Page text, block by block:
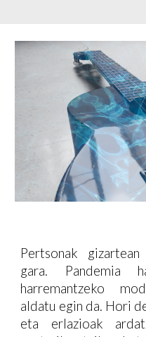
Pertsonak
gara. Pandemia
harremantzeko
aldatu egin da. Hori
eta erlazioak